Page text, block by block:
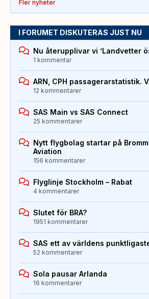
Fler nyheter
I FORUMET DISKUTERAS JUST NU
Nu återupplivar vi ’Landvetter
1 kommentar
ARN, CPH passagerarstatistik.
12 kommentarer
SAS Main vs SAS Connect
25 kommentarer
Nytt flygbolag startar på
Aviation
156 kommentarer
Flyglinje Stockholm – Rabat
4 kommentarer
Slutet för BRA?
1951 kommentarer
SAS ett av världens
52 kommentarer
Sola pausar Arlanda
16 kommentarer